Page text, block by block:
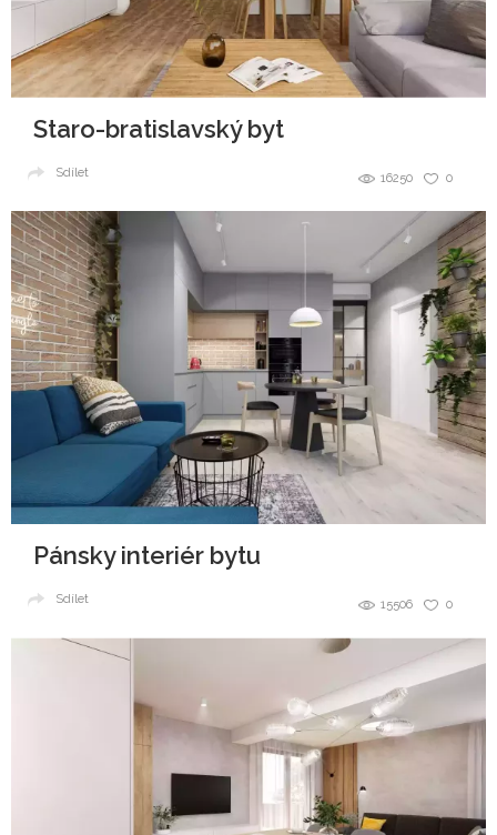
Staro-bratislavský byt
0
16250
Sdílet
Pánsky interiér bytu
0
15506
Sdílet